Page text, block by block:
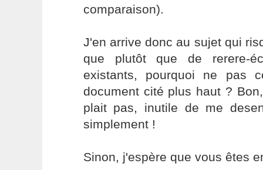
comparaison).
J'en arrive donc au sujet qui
que plutôt que de rerere-
existants, pourquoi ne pas
document cité plus haut ?
plait pas, inutile de me
simplement !
Sinon, j'espère que vous êtes